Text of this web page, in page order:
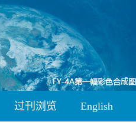
过刊浏览 English